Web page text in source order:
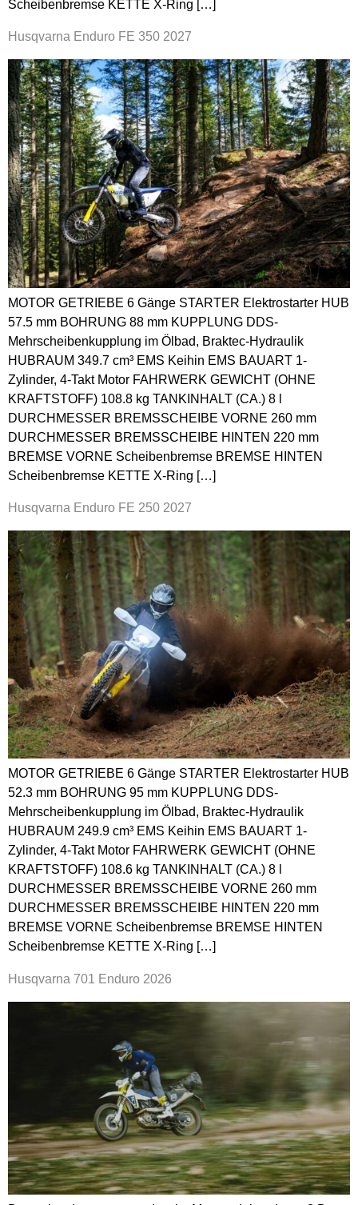
Scheibenbremse KETTE X-Ring […]
Husqvarna Enduro FE 350 2027
MOTOR GETRIEBE 6 Gänge STARTER Elektrostarter HUB
57.5 mm BOHRUNG 88 mm KUPPLUNG DDS-
Mehrscheibenkupplung im Ölbad, Braktec-Hydraulik
HUBRAUM 349.7 cm³ EMS Keihin EMS BAUART 1-
Zylinder, 4-Takt Motor FAHRWERK GEWICHT (OHNE
KRAFTSTOFF) 108.8 kg TANKINHALT (CA.) 8 l
DURCHMESSER BREMSSCHEIBE VORNE 260 mm
DURCHMESSER BREMSSCHEIBE HINTEN 220 mm
BREMSE VORNE Scheibenbremse BREMSE HINTEN
Scheibenbremse KETTE X-Ring […]
Husqvarna Enduro FE 250 2027
MOTOR GETRIEBE 6 Gänge STARTER Elektrostarter HUB
52.3 mm BOHRUNG 95 mm KUPPLUNG DDS-
Mehrscheibenkupplung im Ölbad, Braktec-Hydraulik
HUBRAUM 249.9 cm³ EMS Keihin EMS BAUART 1-
Zylinder, 4-Takt Motor FAHRWERK GEWICHT (OHNE
KRAFTSTOFF) 108.6 kg TANKINHALT (CA.) 8 l
DURCHMESSER BREMSSCHEIBE VORNE 260 mm
DURCHMESSER BREMSSCHEIBE HINTEN 220 mm
BREMSE VORNE Scheibenbremse BREMSE HINTEN
Scheibenbremse KETTE X-Ring […]
Husqvarna 701 Enduro 2026